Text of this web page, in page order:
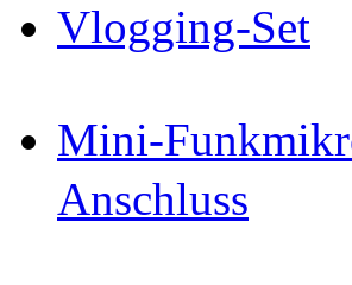
Vlogging-Set
Mini-
Anschluss